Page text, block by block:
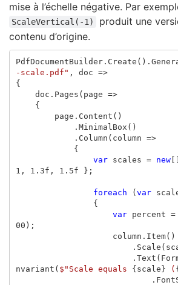
mise à l’échelle négative. Par
ScaleVertical(-1)
produit une
contenu d’origine.
PdfDocumentBuilder. Create ().
-scale.pdf" , doc =>
{
doc . Pages ( page =>
{
page . Content ()
. MinimalBox ()
. Column ( column =>
{
var
scales = new[]
1 , 1.3f , 1.5f };
foreach ( var
{
var
percent =
00 );
column . Item()
. Scale (
. Text (
nvariant ( $"Scale equals { scale } ( {
.